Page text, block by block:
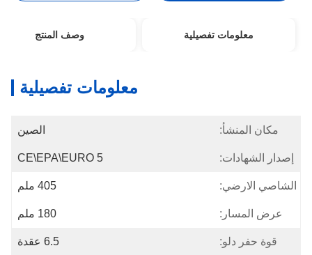
معلومات تفصيلية وصف المنتج
معلومات تفصيلية
مكان المنشأ: الصين
إصدار الشهادات: CE\EPA\EURO 5
الشاصي الارضي: 405 ملم
عرض المسار: 180 ملم
قوة حفر دلو: 6.5 عقدة